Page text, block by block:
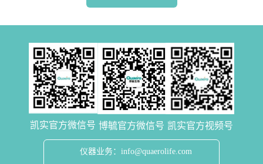
凯实官方微信号 博毓官方微信号 凯实官方视频号
仪器业务：info@quaerolife.com